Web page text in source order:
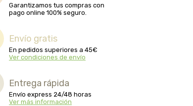
Garantizamos tus compras con
pago online 100% seguro.
Envío gratis
En pedidos superiores a 45€
Ver condiciones de envío
Entrega rápida
Envío express 24/48 horas
Ver más información